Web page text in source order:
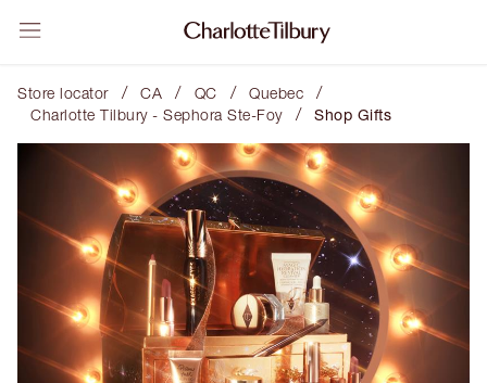
Store locator / CA / QC / Quebec /
Charlotte Tilbury - Sephora Ste-Foy / Shop Gifts